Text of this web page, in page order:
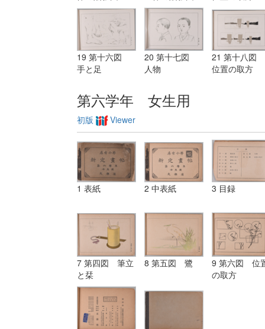
19 第十六図
手と足
20 第十七図
人物
21 第十八図
位置の取方
第六学年 女生用
初版 Viewer
1 表紙 2 中表紙 3 目録
7 第四図 筆立
と栞
8 第五図 鷺
9 第六図 位
の取方